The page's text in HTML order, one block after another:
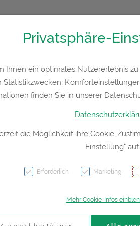
Hautpflege Familie
Privatsphäre-
Ihnen ein optimales Nutzererlebnis
finden Sie in unserer
die Möglichkeit ihre Cookie-
Einstellung" auf.
Erforderlich Marketing
Mehr Cookie-Infos